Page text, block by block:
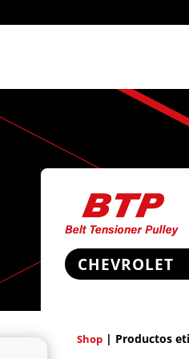
CHEVROLET
Shop| Productos